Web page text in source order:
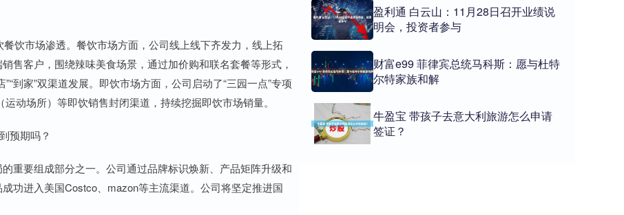
市场渗透。餐饮市场方面，公司线上线下齐发力，线上拓
售客户，围绕辣味美食场景，通过加价购和联名套餐等形式，
到家”双渠道发展。即饮市场方面，公司启动了“三园一点”专项
动场所）等即饮销售封闭渠道，持续挖掘即饮市场销量。
预期吗？
要组成部分之一。公司通过品牌标识焕新、产品矩阵升级和
功进入美国Costco、mazon等主流渠道。公司将坚定推进国
盈利通 白云山：11月28日召开业绩说
明会，投资者参与
财富e99 菲律宾总统马科斯：愿与杜特
尔特家族和解
牛盈宝 带孩子去意大利旅游怎么申请
签证？